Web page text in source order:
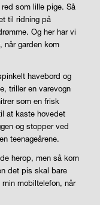
som lille pige. Så
til ridning på
Og her har vi
når garden kom
havebord og
triller en varevogn
som en frisk
at kaste hovedet
og stopper ved
teenageårene.
herop, men så kom
det pis skal bare
mobiltelefon, når